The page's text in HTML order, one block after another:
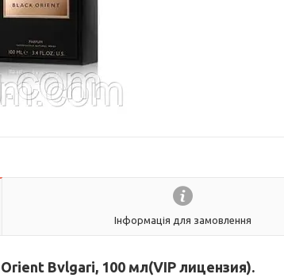
Інформація для замовлення
Bvlgari, 100 мл(VIP лицензия).